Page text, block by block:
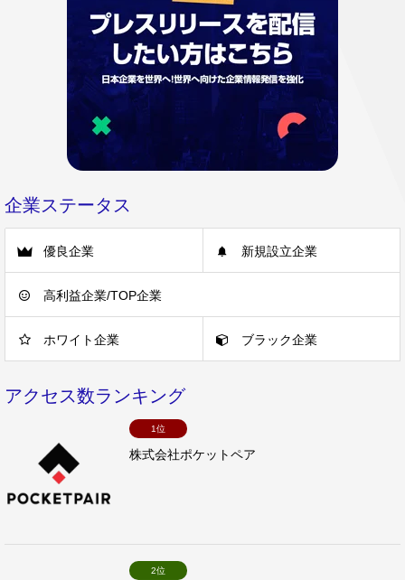
企業ステータス
優良企業 新規設立企業
高利益企業/TOP企業
ホワイト企業 ブラック企業
アクセス数ランキング
1位
株式会社ポケットペア
2位